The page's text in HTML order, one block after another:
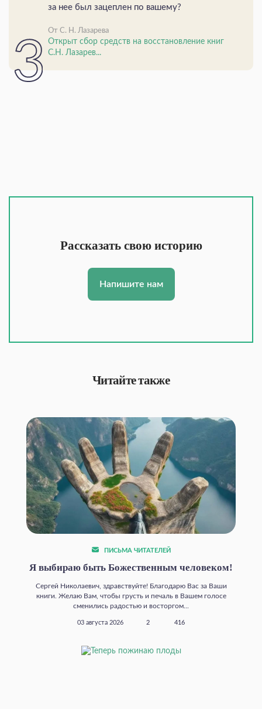
за нее был зацеплен по вашему?
От С. Н. Лазарева
Открыт сбор средств на восстановление книг
С.Н. Лазарев...
Рассказать свою историю
Напишите нам
Читайте также
ПИСЬМА ЧИТАТЕЛЕЙ
Я выбираю быть Божественным человеком!
Сергей Николаевич, здравствуйте! Благодарю Вас за Ваши
книги. Желаю Вам, чтобы грусть и печаль в Вашем голосе
сменились радостью и восторгом...
03 августа 2026 2 416